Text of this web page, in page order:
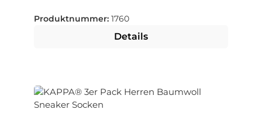
Produktnummer: 1760
Details